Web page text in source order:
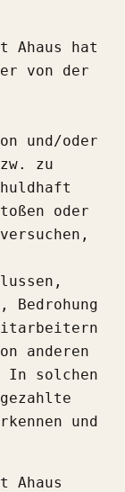
hat
von der
und/oder
zu
oder
Bedrohung
anderen
In solchen
und